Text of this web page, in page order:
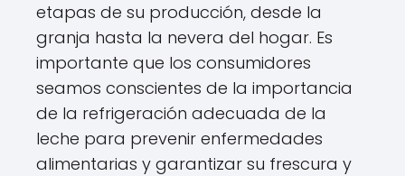
etapas de su producción, desde la
granja hasta la nevera del hogar. Es
importante que los consumidores
seamos conscientes de la importancia
de la refrigeración adecuada de la
leche para prevenir enfermedades
alimentarias y garantizar su frescura y